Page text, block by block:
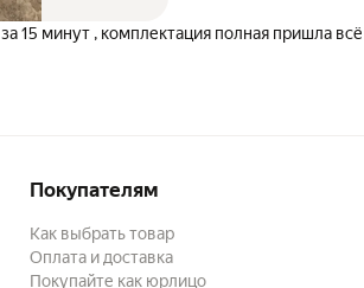
Покупателям
Как выбрать товар
Оплата и доставка
Покупайте как юрлицо